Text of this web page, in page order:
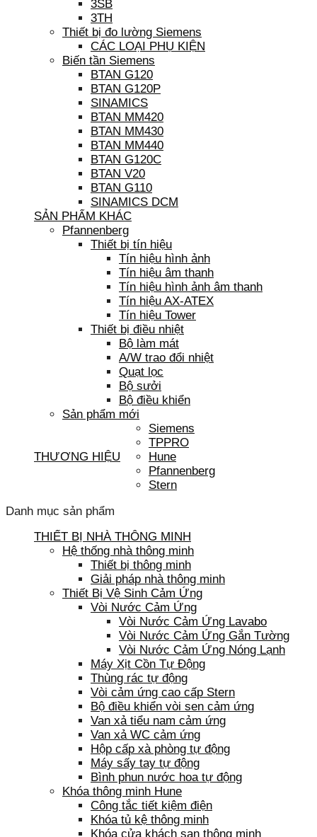
3SB
3TH
Thiết bị đo lường Siemens
CÁC LOẠI PHỤ KIỆN
Biến tần Siemens
BTAN G120
BTAN G120P
SINAMICS
BTAN MM420
BTAN MM430
BTAN MM440
BTAN G120C
BTAN V20
BTAN G110
SINAMICS DCM
SẢN PHẨM KHÁC
Pfannenberg
Thiết bị tín hiệu
Tín hiệu hình ảnh
Tín hiệu âm thanh
Tín hiệu hình ảnh âm thanh
Tín hiệu AX-ATEX
Tín hiệu Tower
Thiết bị điều nhiệt
Bộ làm mát
A/W trao đổi nhiệt
Quạt lọc
Bộ sưởi
Bộ điều khiển
Sản phẩm mới
THƯƠNG HIỆU
Siemens
TPPRO
Hune
Pfannenberg
Stern
Danh mục sản phẩm
THIẾT BỊ NHÀ THÔNG MINH
Hệ thống nhà thông minh
Thiết bị thông minh
Giải pháp nhà thông minh
Thiết Bị Vệ Sinh Cảm Ứng
Vòi Nước Cảm Ứng
Vòi Nước Cảm Ứng Lavabo
Vòi Nước Cảm Ứng Gắn Tường
Vòi Nước Cảm Ứng Nóng Lạnh
Máy Xịt Cồn Tự Động
Thùng rác tự động
Vòi cảm ứng cao cấp Stern
Bộ điều khiển vòi sen cảm ứng
Van xả tiểu nam cảm ứng
Van xả WC cảm ứng
Hộp cấp xà phòng tự động
Máy sấy tay tự động
Bình phun nước hoa tự động
Khóa thông minh Hune
Công tắc tiết kiệm điện
Khóa tủ kệ thông minh
Khóa cửa khách sạn thông minh